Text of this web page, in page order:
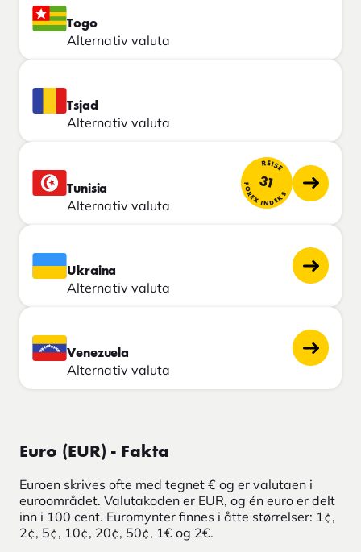
Togo
Alternativ valuta
Tsjad
Alternativ valuta
Tunisia
Alternativ valuta
REISE
31
FOREX INDEKS
Ukraina
Alternativ valuta
Venezuela
Alternativ valuta
Euro (EUR) - Fakta
Euroen skrives ofte med tegnet € og er valutaen i
euroområdet. Valutakoden er EUR, og én euro er delt
inn i 100 cent. Euromynter finnes i åtte størrelser: 1¢,
2¢, 5¢, 10¢, 20¢, 50¢, 1€ og 2€.